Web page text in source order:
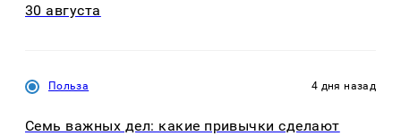
30 августа
Польза 4 дня назад
Семь важных дел: какие привычки сделают